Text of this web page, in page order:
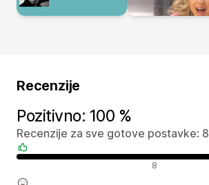
Recenzije
Pozitivno: 100 %
Recenzije za sve gotove postavke: 8
Pozitivne recenzije 8